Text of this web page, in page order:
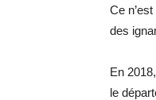
Ce
des
En
le